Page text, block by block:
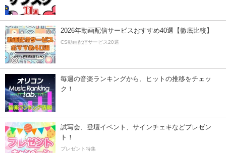
2026年動画配信サービスおすすめ40選【徹底比較】
CS動画配信サービス20選
毎週の音楽ランキングから、ヒットの推移をチェッ
ク！
試写会、登壇イベント、サインチェキなどプレゼン
ト！
プレゼント特集